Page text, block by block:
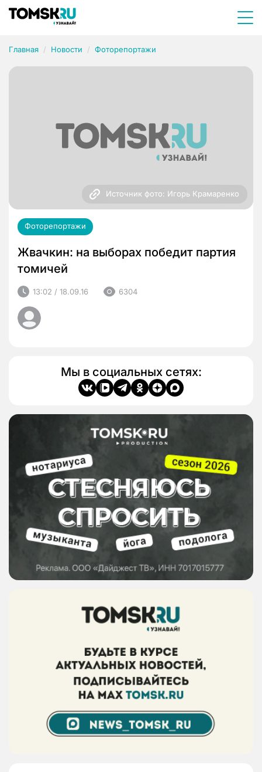
Главная Новости Фоторепортажи
Источник фото: Игорь Крамаренко
Фоторепортажи
Жвачкин: на выборах победит партия
томичей
13:02 / 18.09.16 6304
Мы в социальных сетях: